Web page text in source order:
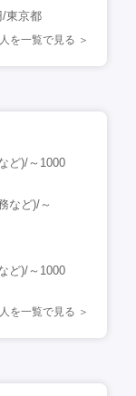
/東京都
を一覧で見る
ど)/～1000
など)/～
ど)/～1000
を一覧で見る